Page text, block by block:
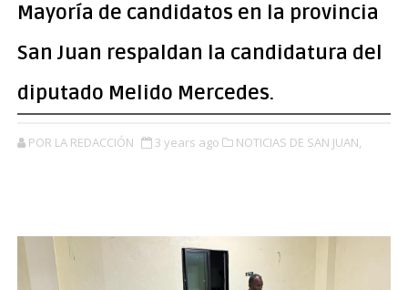
Mayoría de candidatos en la provincia
San Juan respaldan la candidatura del
diputado Melido Mercedes.
POR LA REDACCIÓN 3 years ago NOTICIAS DE SAN JUAN,